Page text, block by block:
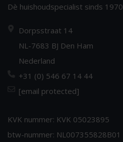
Dè huishoudspecialist sinds 1970
Dorpsstraat 14
NL-7683 BJ Den Ham
Nederland
+31 (0) 546 67 14 44
[email protected]
KVK nummer: KVK 05023895
btw-nummer: NL007355828B01